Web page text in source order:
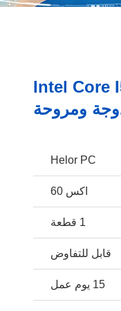
Intel Core
Helor PC
اكس 60
1 قطعة
قابل للتفاوض
15 يوم عمل